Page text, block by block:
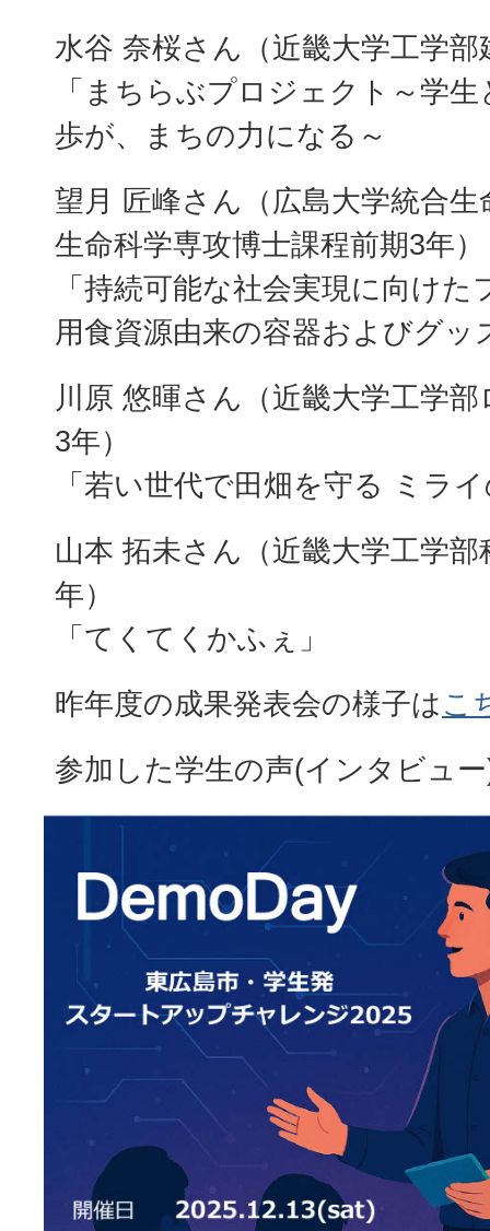
水谷 奈桜さん（近畿大学工学部
「まちらぶプロジェクト～学
歩が、まちの力になる～
望月 匠峰さん（広島大学統合生
生命科学専攻博士課程前期3年）
「持続可能な社会実現に向け
用食資源由来の容器およびグッ
川原 悠暉さん（近畿大学工学
3年）
「若い世代で田畑を守る ミラ
山本 拓未さん（近畿大学工学
年）
「てくてくかふぇ」
昨年度の成果発表会の様子はこ
参加した学生の声(インタビュ